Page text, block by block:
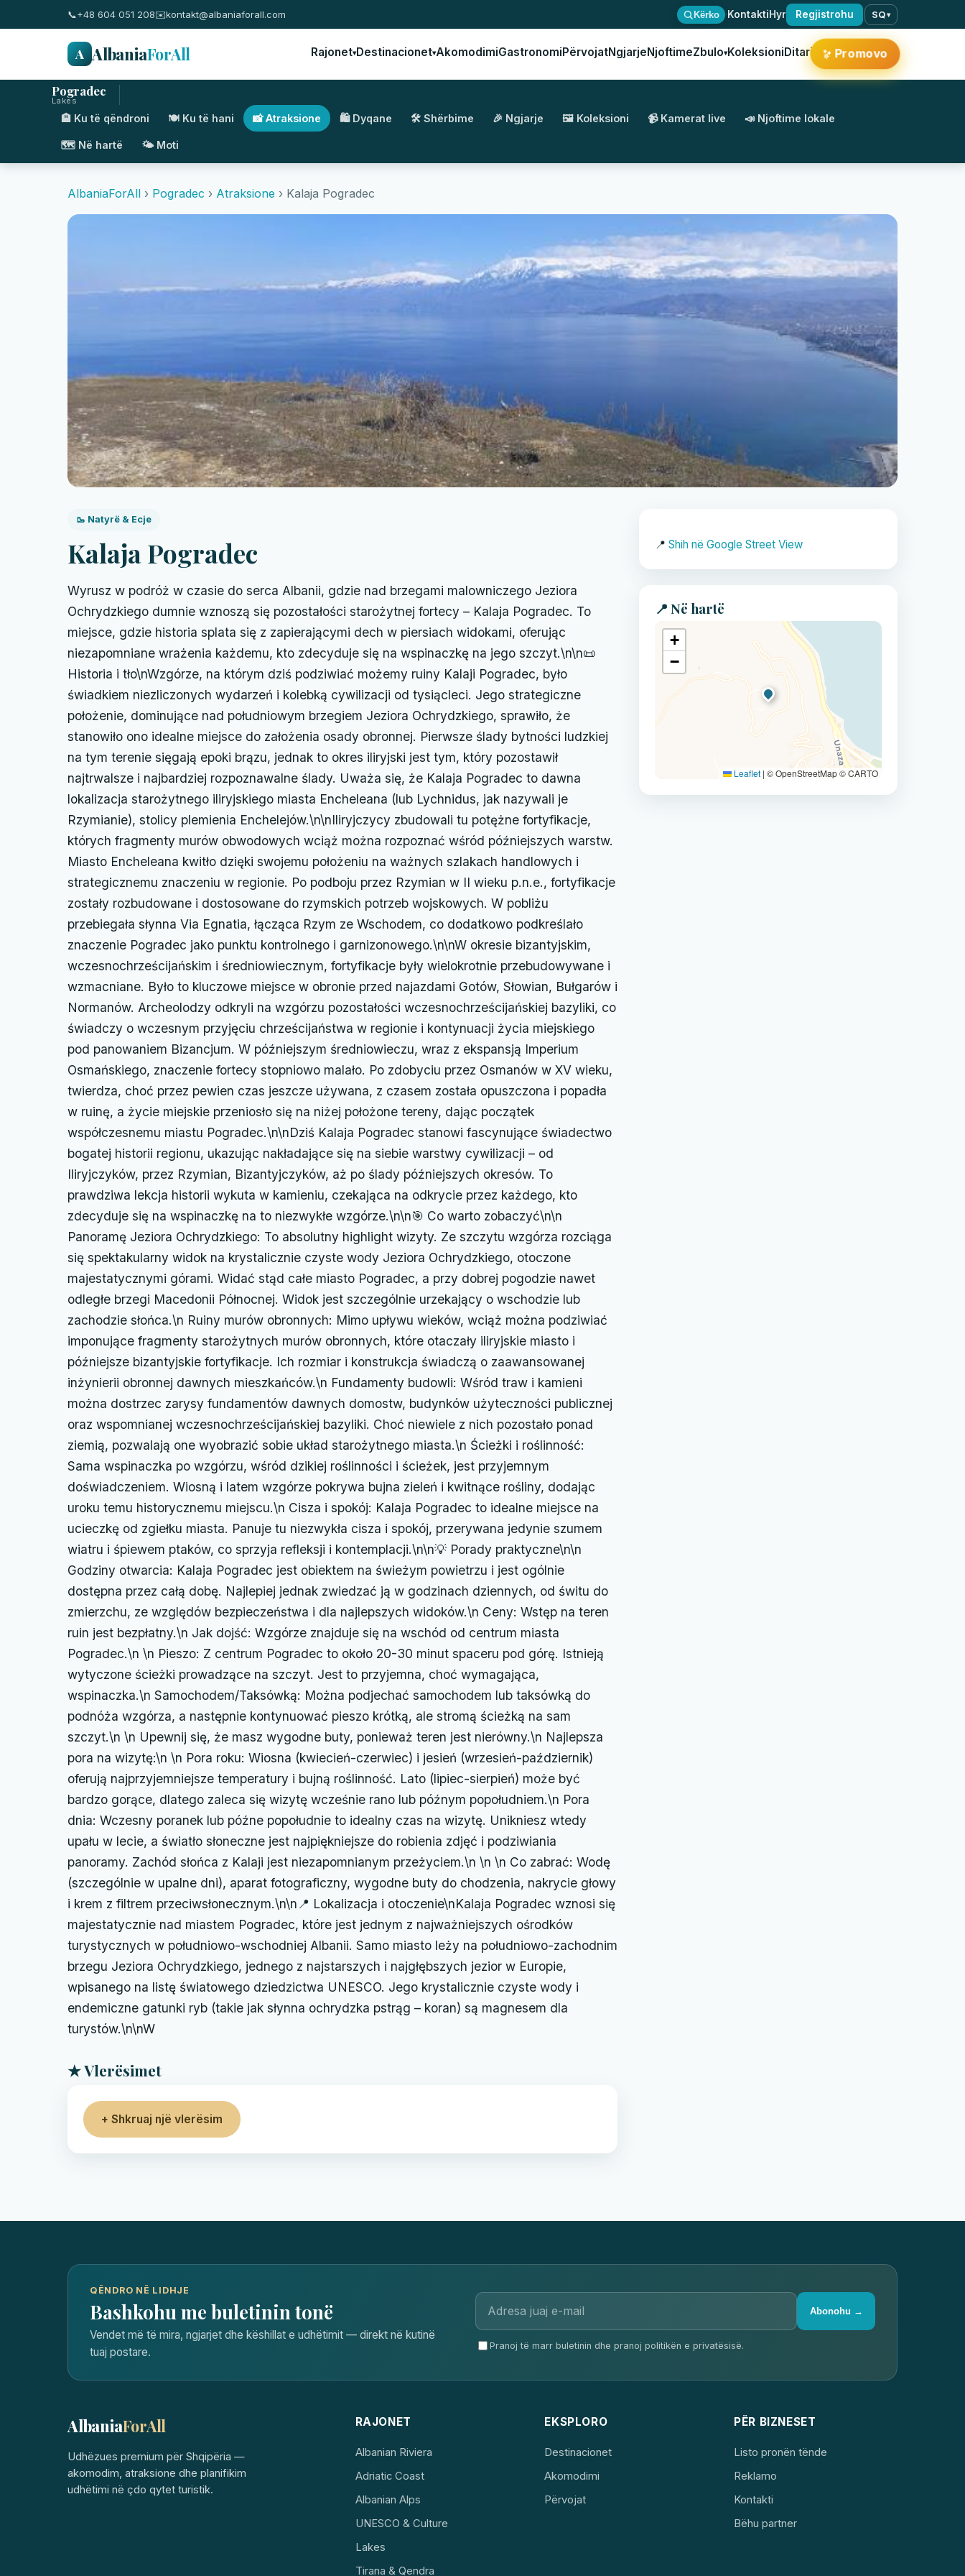
📞+48 604 051 208✉️kontakt@albaniaforall.com Kërko ·KontaktiHyr Regjistrohu SQ▾
A AlbaniaForAll Rajonet▾Destinacionet▾AkomodimiGastronomiPërvojatNgjarjeNjoftimeZbulo▾KoleksioniDitari ✨ Promovo
Pogradec
Lakes
🏨 Ku të qëndroni 🍽️ Ku të hani 📸 Atraksione 🛍️ Dyqane 🛠️ Shërbime 🎉 Ngjarje 🖼️ Koleksioni 📹 Kamerat live 📣 Njoftime lokale
🗺️ Në hartë 🌤️ Moti
AlbaniaForAll › Pogradec › Atraksione › Kalaja Pogradec
🥾 Natyrë & Ecje
Kalaja Pogradec
Wyrusz w podróż w czasie do serca Albanii, gdzie nad brzegami malowniczego Jeziora
Ochrydzkiego dumnie wznoszą się pozostałości starożytnej fortecy – Kalaja Pogradec. To
miejsce, gdzie historia splata się z zapierającymi dech w piersiach widokami, oferując
niezapomniane wrażenia każdemu, kto zdecyduje się na wspinaczkę na jego szczyt.\n\n📜
Historia i tło\nWzgórze, na którym dziś podziwiać możemy ruiny Kalaji Pogradec, było
świadkiem niezliczonych wydarzeń i kolebką cywilizacji od tysiącleci. Jego strategiczne
położenie, dominujące nad południowym brzegiem Jeziora Ochrydzkiego, sprawiło, że
stanowiło ono idealne miejsce do założenia osady obronnej. Pierwsze ślady bytności ludzkiej
na tym terenie sięgają epoki brązu, jednak to okres iliryjski jest tym, który pozostawił
najtrwalsze i najbardziej rozpoznawalne ślady. Uważa się, że Kalaja Pogradec to dawna
lokalizacja starożytnego iliryjskiego miasta Encheleana (lub Lychnidus, jak nazywali je
Rzymianie), stolicy plemienia Enchelejów.\n\nIliryjczycy zbudowali tu potężne fortyfikacje,
których fragmenty murów obwodowych wciąż można rozpoznać wśród późniejszych warstw.
Miasto Encheleana kwitło dzięki swojemu położeniu na ważnych szlakach handlowych i
strategicznemu znaczeniu w regionie. Po podboju przez Rzymian w II wieku p.n.e., fortyfikacje
zostały rozbudowane i dostosowane do rzymskich potrzeb wojskowych. W pobliżu
przebiegała słynna Via Egnatia, łącząca Rzym ze Wschodem, co dodatkowo podkreślało
znaczenie Pogradec jako punktu kontrolnego i garnizonowego.\n\nW okresie bizantyjskim,
wczesnochrześcijańskim i średniowiecznym, fortyfikacje były wielokrotnie przebudowywane i
wzmacniane. Było to kluczowe miejsce w obronie przed najazdami Gotów, Słowian, Bułgarów i
Normanów. Archeolodzy odkryli na wzgórzu pozostałości wczesnochrześcijańskiej bazyliki, co
świadczy o wczesnym przyjęciu chrześcijaństwa w regionie i kontynuacji życia miejskiego
pod panowaniem Bizancjum. W późniejszym średniowieczu, wraz z ekspansją Imperium
Osmańskiego, znaczenie fortecy stopniowo malało. Po zdobyciu przez Osmanów w XV wieku,
twierdza, choć przez pewien czas jeszcze używana, z czasem została opuszczona i popadła
w ruinę, a życie miejskie przeniosło się na niżej położone tereny, dając początek
współczesnemu miastu Pogradec.\n\nDziś Kalaja Pogradec stanowi fascynujące świadectwo
bogatej historii regionu, ukazując nakładające się na siebie warstwy cywilizacji – od
Iliryjczyków, przez Rzymian, Bizantyjczyków, aż po ślady późniejszych okresów. To
prawdziwa lekcja historii wykuta w kamieniu, czekająca na odkrycie przez każdego, kto
zdecyduje się na wspinaczkę na to niezwykłe wzgórze.\n\n🎯 Co warto zobaczyć\n\n
Panoramę Jeziora Ochrydzkiego: To absolutny highlight wizyty. Ze szczytu wzgórza rozciąga
się spektakularny widok na krystalicznie czyste wody Jeziora Ochrydzkiego, otoczone
majestatycznymi górami. Widać stąd całe miasto Pogradec, a przy dobrej pogodzie nawet
odległe brzegi Macedonii Północnej. Widok jest szczególnie urzekający o wschodzie lub
zachodzie słońca.\n Ruiny murów obronnych: Mimo upływu wieków, wciąż można podziwiać
imponujące fragmenty starożytnych murów obronnych, które otaczały iliryjskie miasto i
późniejsze bizantyjskie fortyfikacje. Ich rozmiar i konstrukcja świadczą o zaawansowanej
inżynierii obronnej dawnych mieszkańców.\n Fundamenty budowli: Wśród traw i kamieni
można dostrzec zarysy fundamentów dawnych domostw, budynków użyteczności publicznej
oraz wspomnianej wczesnochrześcijańskiej bazyliki. Choć niewiele z nich pozostało ponad
ziemią, pozwalają one wyobrazić sobie układ starożytnego miasta.\n Ścieżki i roślinność:
Sama wspinaczka po wzgórzu, wśród dzikiej roślinności i ścieżek, jest przyjemnym
doświadczeniem. Wiosną i latem wzgórze pokrywa bujna zieleń i kwitnące rośliny, dodając
uroku temu historycznemu miejscu.\n Cisza i spokój: Kalaja Pogradec to idealne miejsce na
ucieczkę od zgiełku miasta. Panuje tu niezwykła cisza i spokój, przerywana jedynie szumem
wiatru i śpiewem ptaków, co sprzyja refleksji i kontemplacji.\n\n💡 Porady praktyczne\n\n
Godziny otwarcia: Kalaja Pogradec jest obiektem na świeżym powietrzu i jest ogólnie
dostępna przez całą dobę. Najlepiej jednak zwiedzać ją w godzinach dziennych, od świtu do
zmierzchu, ze względów bezpieczeństwa i dla najlepszych widoków.\n Ceny: Wstęp na teren
ruin jest bezpłatny.\n Jak dojść: Wzgórze znajduje się na wschód od centrum miasta
Pogradec.\n \n Pieszo: Z centrum Pogradec to około 20-30 minut spaceru pod górę. Istnieją
wytyczone ścieżki prowadzące na szczyt. Jest to przyjemna, choć wymagająca,
wspinaczka.\n Samochodem/Taksówką: Można podjechać samochodem lub taksówką do
podnóża wzgórza, a następnie kontynuować pieszo krótką, ale stromą ścieżką na sam
szczyt.\n \n Upewnij się, że masz wygodne buty, ponieważ teren jest nierówny.\n Najlepsza
pora na wizytę:\n \n Pora roku: Wiosna (kwiecień-czerwiec) i jesień (wrzesień-październik)
oferują najprzyjemniejsze temperatury i bujną roślinność. Lato (lipiec-sierpień) może być
bardzo gorące, dlatego zaleca się wizytę wcześnie rano lub późnym popołudniem.\n Pora
dnia: Wczesny poranek lub późne popołudnie to idealny czas na wizytę. Unikniesz wtedy
upału w lecie, a światło słoneczne jest najpiękniejsze do robienia zdjęć i podziwiania
panoramy. Zachód słońca z Kalaji jest niezapomnianym przeżyciem.\n \n \n Co zabrać: Wodę
(szczególnie w upalne dni), aparat fotograficzny, wygodne buty do chodzenia, nakrycie głowy
i krem z filtrem przeciwsłonecznym.\n\n📍 Lokalizacja i otoczenie\nKalaja Pogradec wznosi się
majestatycznie nad miastem Pogradec, które jest jednym z najważniejszych ośrodków
turystycznych w południowo-wschodniej Albanii. Samo miasto leży na południowo-zachodnim
brzegu Jeziora Ochrydzkiego, jednego z najstarszych i najgłębszych jezior w Europie,
wpisanego na listę światowego dziedzictwa UNESCO. Jego krystalicznie czyste wody i
endemiczne gatunki ryb (takie jak słynna ochrydzka pstrąg – koran) są magnesem dla
turystów.\n\nW
★ Vlerësimet
+ Shkruaj një vlerësim
📍 Shih në Google Street View
📍 Në hartë
+
−
Leaflet | © OpenStreetMap © CARTO
QËNDRO NË LIDHJE
Bashkohu me buletinin tonë
Vendet më të mira, ngjarjet dhe këshillat e udhëtimit — direkt në kutinë
tuaj postare.
Abonohu →
Pranoj të marr buletinin dhe pranoj politikën e privatësisë.
AlbaniaForAll
Udhëzues premium për Shqipëria —
akomodim, atraksione dhe planifikim
udhëtimi në çdo qytet turistik.
RAJONET
Albanian Riviera
Adriatic Coast
Albanian Alps
UNESCO & Culture
Lakes
Tirana & Qendra
EKSPLORO
Destinacionet
Akomodimi
Përvojat
PËR BIZNESET
Listo pronën tënde
Reklamo
Kontakti
Bëhu partner